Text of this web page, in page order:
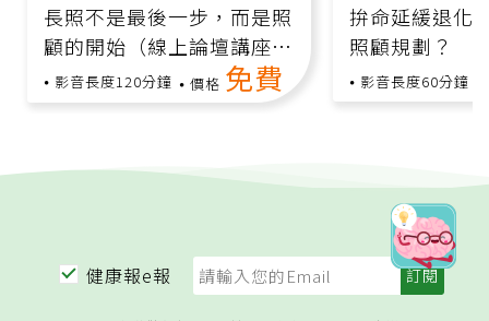
長照不是最後一步，而是照
顧的開始（線上論壇講座，
跨領域專家與您分享！）
影音長度120分鐘 價格 免費
拚命延緩退化
照顧規劃？
影音長度60分鐘
健康報e報